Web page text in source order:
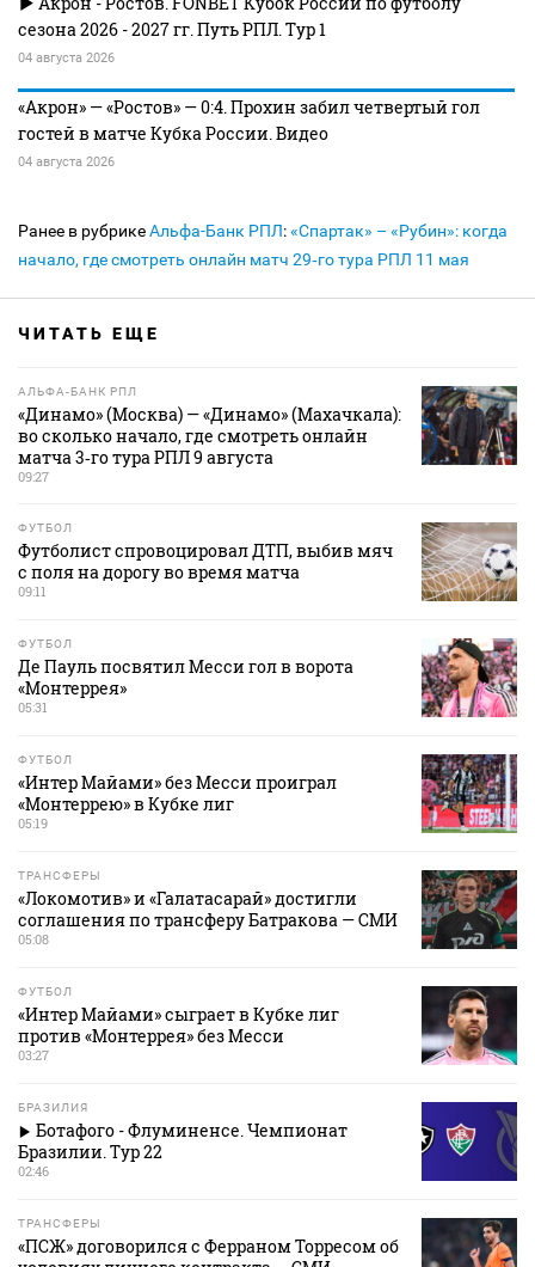
сезона 2026 - 2027 гг. Путь РПЛ. Тур 1
04 августа 2026
«Акрон» — «Ростов» — 0:4. Прохин забил четвертый гол
гостей в матче Кубка России. Видео
04 августа 2026
Ранее в рубрикеАльфа-Банк РПЛ:«Спартак» – «Рубин»: когда
начало, где смотреть онлайн матч 29‑го тура РПЛ 11 мая
ЧИТАТЬ ЕЩЕ
АЛЬФА-БАНК РПЛ
«Динамо» (Москва) — «Динамо» (Махачкала):
во сколько начало, где смотреть онлайн
матча 3‑го тура РПЛ 9 августа
09:27
ФУТБОЛ
Футболист спровоцировал ДТП, выбив мяч
с поля на дорогу во время матча
09:11
ФУТБОЛ
Де Пауль посвятил Месси гол в ворота
«Монтеррея»
05:31
ФУТБОЛ
«Интер Майами» без Месси проиграл
«Монтеррею» в Кубке лиг
05:19
ТРАНСФЕРЫ
«Локомотив» и «Галатасарай» достигли
соглашения по трансферу Батракова — СМИ
05:08
ФУТБОЛ
«Интер Майами» сыграет в Кубке лиг
против «Монтеррея» без Месси
03:27
БРАЗИЛИЯ
Ботафого - Флуминенсе. Чемпионат
Бразилии. Тур 22
02:46
ТРАНСФЕРЫ
«ПСЖ» договорился с Ферраном Торресом об